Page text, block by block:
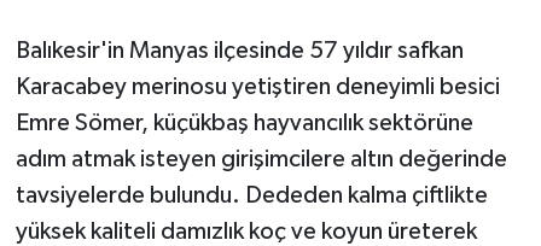
Balıkesir'in Manyas ilçesinde 57 yıldır safkan
Karacabey merinosu yetiştiren deneyimli besici
Emre Sömer, küçükbaş hayvancılık sektörüne
adım atmak isteyen girişimcilere altın değerinde
tavsiyelerde bulundu. Dededen kalma çiftlikte
yüksek kaliteli damızlık koç ve koyun üreterek
HABERDE İNSAN
İNSAN
İş Dünyası